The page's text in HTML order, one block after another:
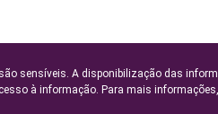
sensíveis. A disponibilização das
à informação. Para mais informações,